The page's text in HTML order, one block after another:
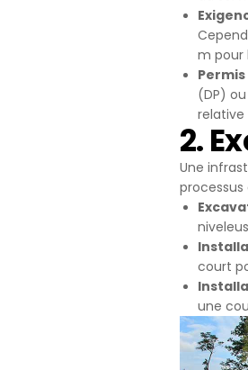
m pour
(DP)
relative
2.
Une
court
une